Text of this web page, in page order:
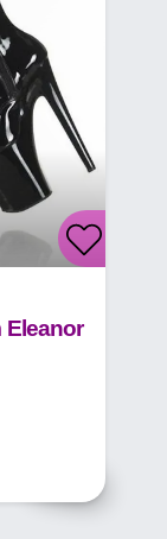
Eleanor